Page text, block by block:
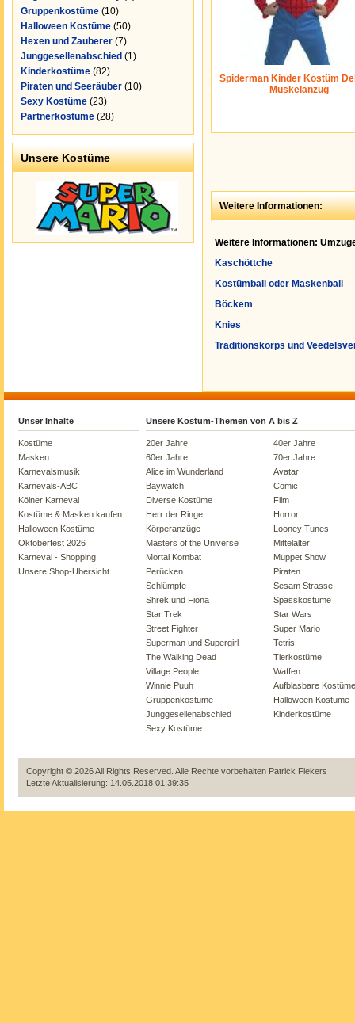
Gruppenkostüme (10)
Halloween Kostüme (50)
Hexen und Zauberer (7)
Junggesellenabschied (1)
Kinderkostüme (82)
Piraten und Seeräuber (10)
Sexy Kostüme (23)
Partnerkostüme (28)
Unsere Kostüme
Spiderman Kinder Kostüm
Muskelanzug
Weitere Informationen:
Weitere Informationen:
Kaschöttche
Kostümball oder Maskenball
Böckem
Knies
Traditionskorps und
Unser Inhalte
Kostüme
Masken
Karnevalsmusik
Karnevals-ABC
Kölner Karneval
Kostüme & Masken kaufen
Halloween Kostüme
Oktoberfest 2026
Karneval - Shopping
Unsere Shop-Übersicht
Unsere Kostüm-Themen von A bis Z
20er Jahre
40er Jahre
60er Jahre
70er Jahre
Alice im Wunderland
Avatar
Baywatch
Comic
Diverse Kostüme
Film
Herr der Ringe
Horror
Körperanzüge
Looney Tunes
Masters of the Universe
Mittelalter
Mortal Kombat
Muppet Show
Perücken
Piraten
Schlümpfe
Sesam Strasse
Shrek und Fiona
Spasskostüme
Star Trek
Star Wars
Street Fighter
Super Mario
Superman und Supergirl
Tetris
The Walking Dead
Tierkostüme
Village People
Waffen
Winnie Puuh
Aufblasbare Kostüme
Gruppenkostüme
Halloween Kostüme
Junggesellenabschied
Kinderkostüme
Sexy Kostüme
Copyright © 2026 All Rights Reserved. Alle Rechte vorbehalten Patrick Fiekers
Letzte Aktualisierung: 14.05.2018 01:39:35